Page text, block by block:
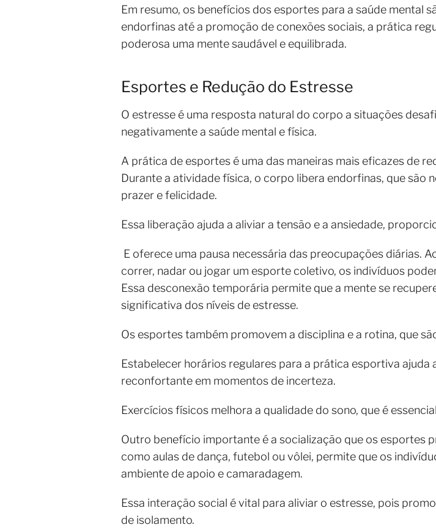
Em resumo, os benefícios dos esportes para a saúde mental
endorfinas até a promoção de conexões sociais, a prática
poderosa uma mente saudável e equilibrada.
Esportes e Redução do Estresse
O estresse é uma resposta natural do corpo a situações
negativamente a saúde mental e física.
A prática de esportes é uma das maneiras mais eficazes de
Durante a atividade física, o corpo libera endorfinas, que são
prazer e felicidade.
Essa liberação ajuda a aliviar a tensão e a ansiedade,
E oferece uma pausa necessária das preocupações diárias.
correr, nadar ou jogar um esporte coletivo, os indivíduos
Essa desconexão temporária permite que a mente se
significativa dos níveis de estresse.
Os esportes também promovem a disciplina e a rotina, que
Estabelecer horários regulares para a prática esportiva ajuda
reconfortante em momentos de incerteza.
Exercícios físicos melhora a qualidade do sono, que é
Outro benefício importante é a socialização que os esportes
como aulas de dança, futebol ou vôlei, permite que os
ambiente de apoio e camaradagem.
Essa interação social é vital para aliviar o estresse, pois
de isolamento.